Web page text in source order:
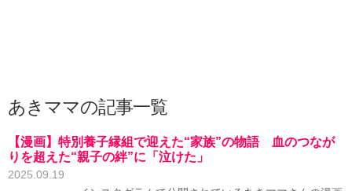
あきママの記事一覧
【漫画】特別養子縁組で迎えた“家族”の物語 血のつなが
りを超えた“親子の絆”に「泣けた」
2025.09.19